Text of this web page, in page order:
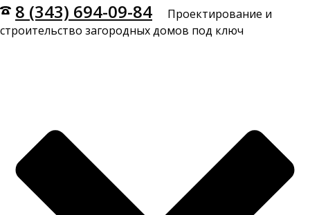
8 (343) 694-09-84
Проектирование и
строительство загородных домов под ключ